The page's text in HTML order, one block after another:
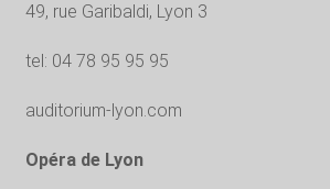
49, rue Garibaldi, Lyon 3
tel: 04 78 95 95 95
auditorium-lyon.com
Opéra de Lyon